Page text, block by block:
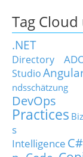
Tag
.NET
Directory
Studio
ndsschätzung
DevOps
Practices
s
Intelligence C#